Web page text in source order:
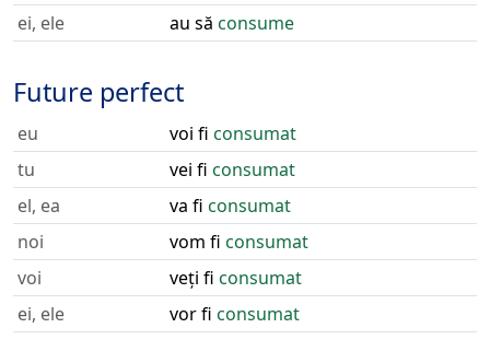
ei, ele
au să consume
Future perfect
eu voi fi consumat
tu
vei fi consumat
el, ea
va fi consumat
noi
vom fi consumat
voi
veți fi consumat
ei, ele
vor fi consumat